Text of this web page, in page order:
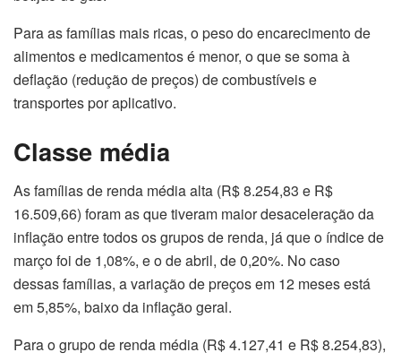
Para as famílias mais ricas, o peso do encarecimento de
alimentos e medicamentos é menor, o que se soma à
deflação (redução de preços) de combustíveis e
transportes por aplicativo.
Classe média
As famílias de renda média alta (R$ 8.254,83 e R$
16.509,66) foram as que tiveram maior desaceleração da
inflação entre todos os grupos de renda, já que o índice de
março foi de 1,08%, e o de abril, de 0,20%. No caso
dessas famílias, a variação de preços em 12 meses está
em 5,85%, baixo da inflação geral.
Para o grupo de renda média (R$ 4.127,41 e R$ 8.254,83),